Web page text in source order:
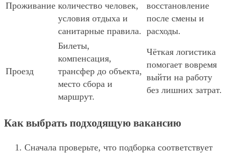
Проживание количество человек,
условия отдыха и
санитарные правила.
восстановление
после смены и
расходы.
Проезд
Билеты,
компенсация,
трансфер до объекта,
место сбора и
маршрут.
Чёткая логистика
помогает вовремя
выйти на работу
без лишних затрат.
Как выбрать подходящую вакансию
Сначала проверьте, что подборка соответствует